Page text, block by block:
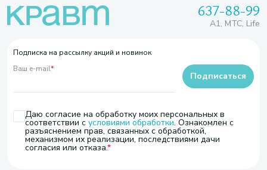
637-88-99
A1, МТС, Life
Подписка на рассылку акций и новинок
Ваш e-mail*
Даю согласие на обработку моих персональных в
соответствии с условиями обработки. Ознакомлен с
разъяснением прав, связанных с обработкой,
механизмом их реализации, последствиями дачи
согласия или отказа.
Подписаться